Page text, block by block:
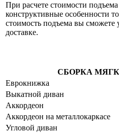
При расчете стоимости
конструктивные особенности
стоимость подъема вы сможете
доставке.
СБОРКА
Еврокнижка
Выкатной диван
Аккордеон
Аккордеон на металлокаркасе
Угловой диван